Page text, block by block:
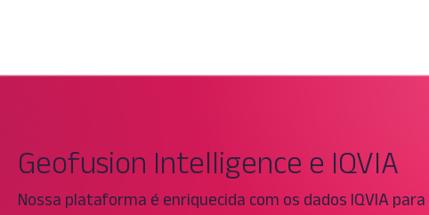
Geofusion Intelligence e IQVIA
Nossa plataforma é enriquecida com os dados IQVIA